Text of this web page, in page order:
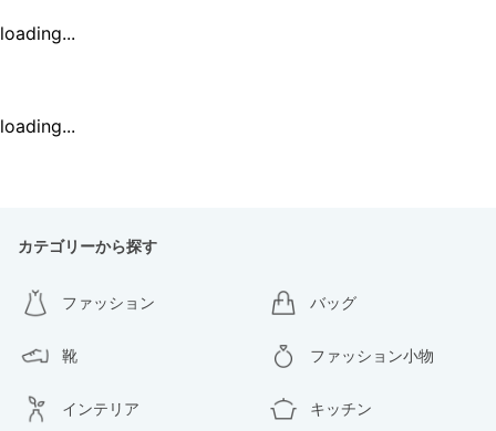
loading...
loading...
カテゴリーから探す
ファッション バッグ
靴 ファッション小物
インテリア キッチン